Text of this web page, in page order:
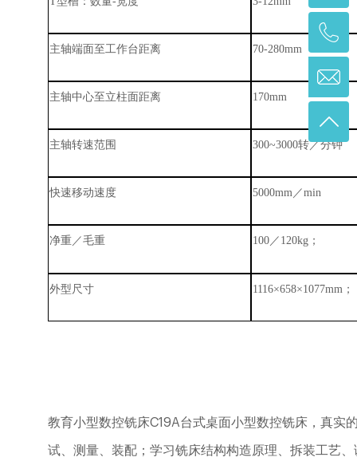
主轴端面至工作台距离 70-280mm
主轴中心至立柱面距离 170mm
主轴转速范围 300~3000转／分钟
快速移动速度 5000mm／min
净重／毛重 100／ 120kg ；
外型尺寸 1116×658×1077mm ；
教育小型数控铣床C19A台式桌面小型数控铣床，真实
试、测量、装配；学习铣床结构构造原理、拆装工艺